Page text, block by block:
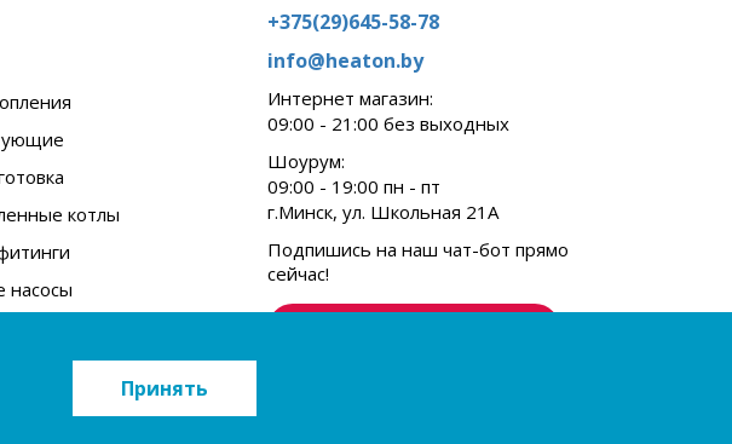
котлы
насосы
конфиденциальности
соглашение
+375(29)645-58-78
info@heaton.by
Интернет магазин:
09:00 - 21:00 без выходных
Шоурум:
09:00 - 19:00 пн - пт
г.Минск, ул. Школьная 21А
Подпишись на наш чат-бот прямо
сейчас!
Принять